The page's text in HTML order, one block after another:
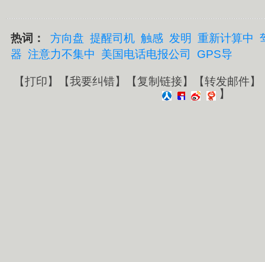
热词： 方向盘 提醒司机 触感 发明 重新计算中
器 注意力不集中 美国电话电报公司 GPS导
【打印】【我要纠错】【复制链接】【转发邮件】
】